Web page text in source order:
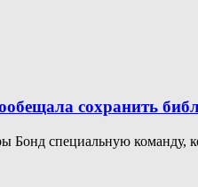
сохранить
специальную команду,